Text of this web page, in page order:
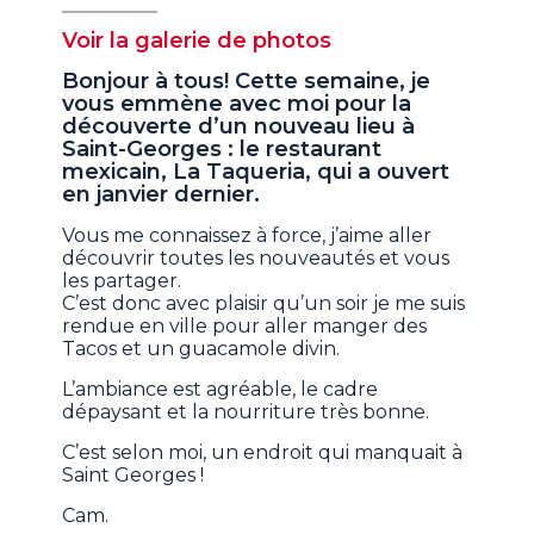
Voir la galerie de photos
Bonjour à tous! Cette semaine, je
vous emmène avec moi pour la
découverte d’un nouveau lieu à
Saint-Georges : le restaurant
mexicain, La Taqueria, qui a ouvert
en janvier dernier.
Vous me connaissez à force, j’aime aller
découvrir toutes les nouveautés et vous
les partager.
C’est donc avec plaisir qu’un soir je me suis
rendue en ville pour aller manger des
Tacos et un guacamole divin.
L’ambiance est agréable, le cadre
dépaysant et la nourriture très bonne.
C’est selon moi, un endroit qui manquait à
Saint Georges !
Cam.